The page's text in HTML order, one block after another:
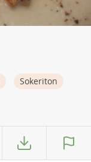
Sokeriton